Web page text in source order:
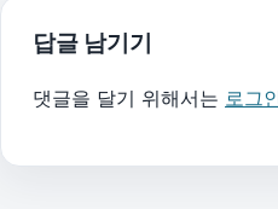
답글 남기기
댓글을 달기 위해서는 로그